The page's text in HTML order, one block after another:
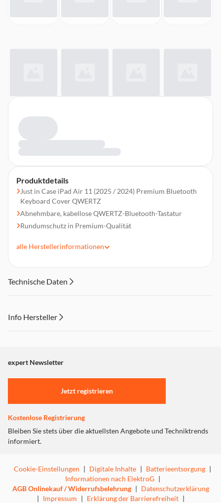
Produktdetails
Just in Case iPad Air 11 (2025 / 2024) Premium Bluetooth
Keyboard Cover QWERTZ
Abnehmbare, kabellose QWERTZ-Bluetooth-Tastatur
Rundumschutz in Premium-Qualität
Farbe Schwarz; Maße: ca. 19,5 x 2,7 x 28,5 cm
alle Herstellerinformationen
Technische Daten
Info Hersteller
"Marketing".
Einstellungen anpassen
expert Newsletter
Jetzt registrieren
Kostenlose Registrierung
Bleiben Sie stets über die aktuellsten Angebote und Techniktrends
informiert.
Cookie-Einstellungen | Digitale Inhalte | Batterieentsorgung |
Informationen nach ElektroG |
AGB Onlinekauf / Widerrufsbelehrung | Datenschutzerklärung
| Impressum | Erklärung der Barrierefreiheit |